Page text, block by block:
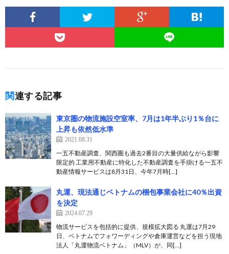
関連する記事
東京圏の物流施設空室率、7月は1年半ぶり1％台に
上昇も依然低水準
2021.08.31
一五不動産調査、関西圏も過去2番目の大量供給ながら影響
限定的 工業用不動産に特化した不動産調査を手掛ける一五不
動産情報サービスは8月31日、今年7月時[…]
丸運、現法通じベトナムの梱包事業会社に40％出資
を決定
2024.07.29
物流サービスを包括的に提供、規模拡大図る 丸運は7月29
日、ベトナムでフォワーディングや倉庫運営などを担う現地
法人「丸運物流ベトナム」（MLV）が、同[…]